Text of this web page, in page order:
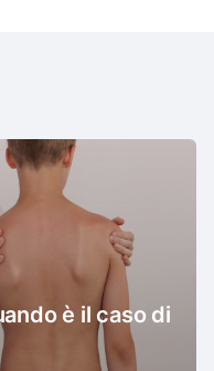
è il caso di